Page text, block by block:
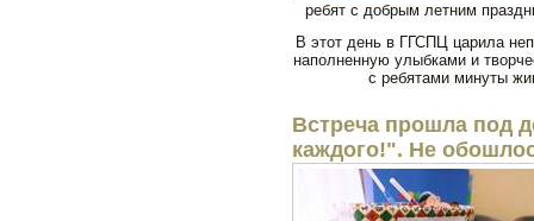
ребят с добрым летним
В этот день в ГГСПЦ царила
наполненную улыбками и
с ребятами минуты
Встреча прошла под
каждого!". Не